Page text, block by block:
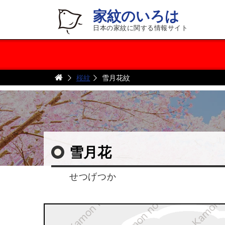
家紋のいろは
日本の家紋に関する情報サイト
桜紋 雪月花紋
雪月花
せつげつか